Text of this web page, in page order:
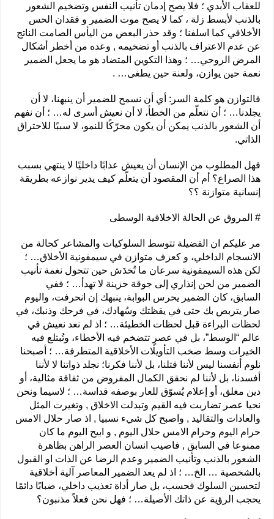
للعقاب الأبدي ؛ فلا يصح إدمان تأنيب النفس وتضخيم الشعور
بالذنب لأبسط زلة ، كما لا يصح موت الضمير و فقدان الحس
الأخلاقي كما اسلفنا ؛ وقد حذر البعض من اليأس الصامت الناتج
عن عدم الاعتراف بالذنب أو تضخيمه , وعده من أخطر أشكال
المرض الروحي… ؛ وهذا التكوين المتضاد هو ما يجعل الضمير
نعمة حين يوازن، ولعنة حين يطغى… .
فالتوازن هو كلمة السر: أي أن نسمح للضمير أن ينبهنا، لا أن
يجلدنا… ؛ أن نتعلّم من الخطأ، لا أن نعيش أسرى له… ؛ أن نفهم
أن الشعور بالذنب يمكن أن يكون محرّكًا للنمو، لا سببًا للاحتراق
الذاتي.
فهل المطلوب من الإنسان أن يعيش عذابًا داخليًا لا ينتهي بسبب
هذا الصراع؟ أم أن المقصود أن يتعلّم كيف يدير نوازعه بطريقة
إنسانية متوازنة ؟؟
# المروق عن الحالة الاخلاقية الوسطى
مر عليكم ان الفضيلة تتوسط السلوكيات والمشاعر كحالة من
الانسجام الداخلي، و كعزف متوازن في سيمفونية الأخلاق… ؛
لكن هذه السيمفونية سرعان ما تُخدَش حين تتحول نغمة تأنيب
الضمير من لحن إنذاري إلى جوقة حزينة لا تهدأ… ؛ ففي
السابق، كان الضمير يحرس البوابة، ينبهك إن انحرفت، واليوم
صار يتربص بك حتى في يقظتك وسُهادك، في فرحك وذنبك، في
لحظات البراءة قبل لحظات الخطيئة… ؛ اذ لم نعد نعيش في
عالم “الوسط”، بل في عصرٍ تتضخم فيه الأخطاء، وتُبتلع فيه
الخيرات وسط صخب التأويلات الأخلاقية المتطرفة… ؛ أصبحنا
نلوم أنفسنا ليس لأننا قتلنا، بل لأننا فكرنا؛ نجلد ذواتنا لا لأننا
أفسدنا، بل لأننا لم نحقق الكمال المفروض من ثقافة مثالية، أو
دين مغلق، أو إعلام يُسوّق للعار بوصفه قداسة… ؛ لاسيما ونحن
نحيا عصر تضاربت فيه القيم وتبدلت الاخلاق , وتغيرت المثل
والعادات والتقاليد , واصبح كل شيء نسبيا , اذ صار حلال الامس
حرام اليوم وحرام الامس حلال اليوم , و ابيح اليوم ما كان
ممنوعا في السابق , فاصيب انسان العصر الراهن بظاهرة
الشعور بالذنب وتأنيب الضمير وعدم الرضا عن الذات او القبول
بالشخصية … الخ… ؛ اذ لم يعد الضمير المعاصر آلية أخلاقية
لتحسين السلوك فحسب، بل صار أداة تعذيب داخلي، ضبابًا دائمًا
يحجب الرؤية عن ذاتك الأصيلة… ؛ فهل نحن فعلاً مذنبون؟